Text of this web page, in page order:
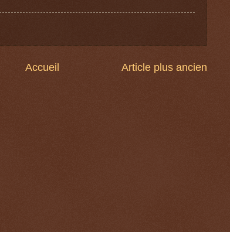
Article plus ancien
Accueil